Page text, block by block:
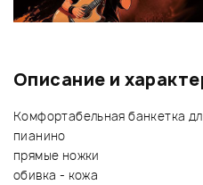
Описание и
Комфортабельная банкетка
пианино
прямые ножки
обивка - кожа